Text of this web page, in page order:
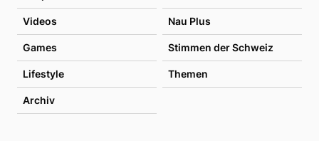
Videos Nau Plus
Games Stimmen der Schweiz
Lifestyle Themen
Archiv